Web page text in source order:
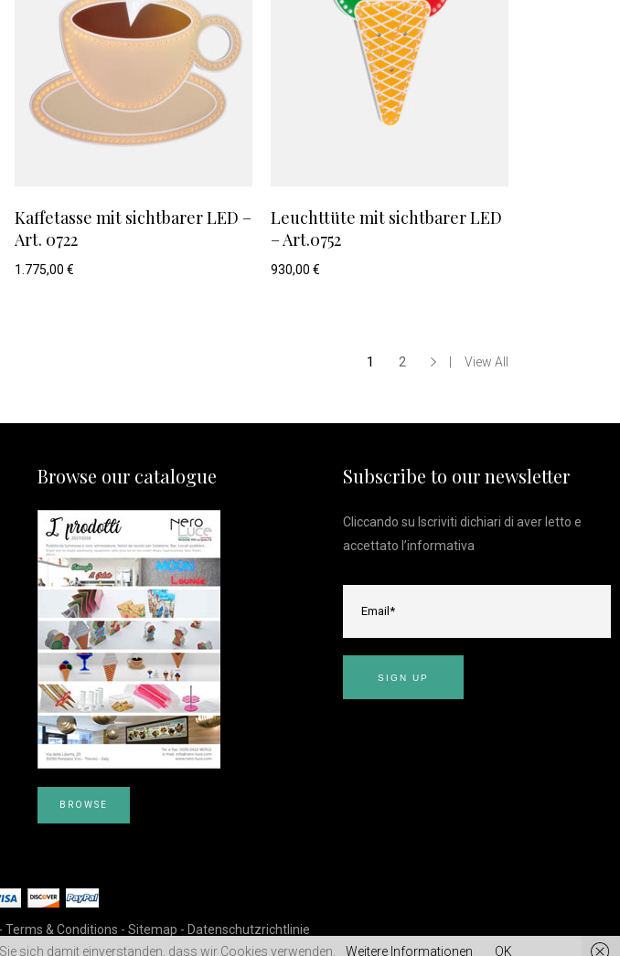
Kaffetasse mit sichtbarer LED –
Art. 0722
1.775,00 €
Leuchttüte mit sichtbarer LED
– Art.0752
930,00 €
1 2 View All
Browse our catalogue
BROWSE
Subscribe to our newsletter
Cliccando su Iscriviti dichiari di aver letto e
accettato l’informativa
Terms & Conditions - Sitemap - Datenschutzrichtlinie
sich damit einverstanden, dass wir Cookies verwenden.
Weitere Informationen OK